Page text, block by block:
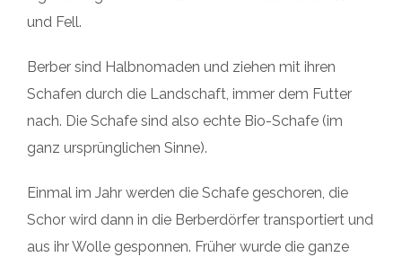
und Fell.
Berber sind Halbnomaden und ziehen mit ihren
Schafen durch die Landschaft, immer dem Futter
nach. Die Schafe sind also echte Bio-Schafe (im
ganz ursprünglichen Sinne).
Einmal im Jahr werden die Schafe geschoren, die
Schor wird dann in die Berberdörfer transportiert und
aus ihr Wolle gesponnen. Früher wurde die ganze